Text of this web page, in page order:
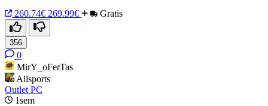
260.74€ 269.99€ Gratis
356
0
MirY_oFerTas
Allsports
Outlet PC
1sem